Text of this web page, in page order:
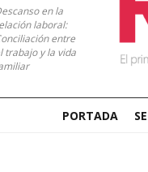
en la
laboral:
entre
trabajo y la vida
PORTADA